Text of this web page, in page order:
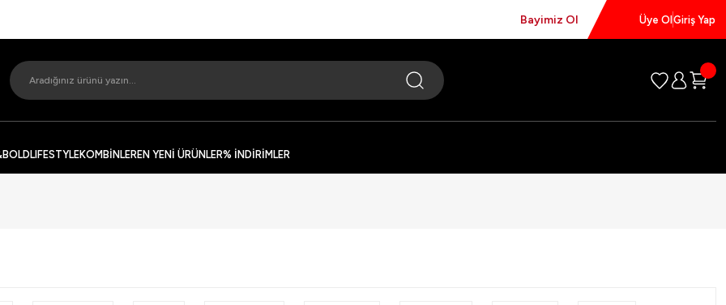
Bayimiz Ol Üye OlGiriş Yap
LIFESTYLEKOMBİNLEREN YENİ ÜRÜNLER% İNDİRİMLER